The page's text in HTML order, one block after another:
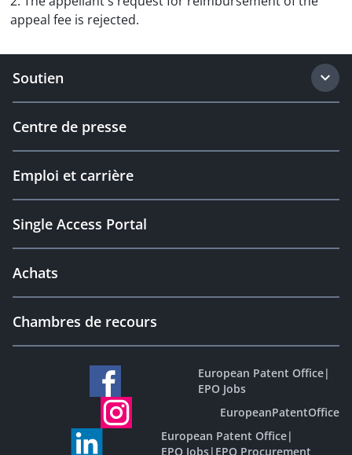
appeal fee is rejected.
Soutien
Centre de presse
Emploi et carrière
Single Access Portal
Achats
Chambres de recours
European Patent Office|
EPO Jobs
EuropeanPatentOffice
European Patent Office|
EPO Jobs| EPO Procurement